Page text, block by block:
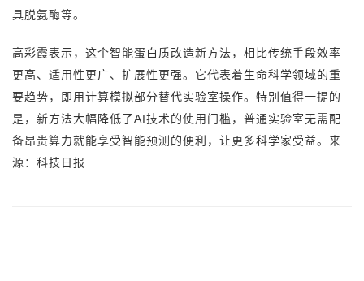
具脱氨酶等。
高彩霞表示，这个智能蛋白质改造新方法，相比传统手段效率
更高、适用性更广、扩展性更强。它代表着生命科学领域的重
要趋势，即用计算模拟部分替代实验室操作。特别值得一提的
是，新方法大幅降低了AI技术的使用门槛，普通实验室无需配
备昂贵算力就能享受智能预测的便利，让更多科学家受益。来
源：科技日报